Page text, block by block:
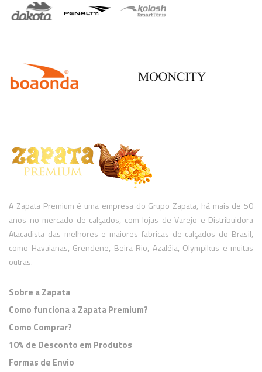
A Zapata Premium é uma empresa do Grupo Zapata, há mais de 50
anos no mercado de calçados, com lojas de Varejo e Distribuidora
Atacadista das melhores e maiores fabricas de calçados do Brasil,
como Havaianas, Grendene, Beira Rio, Azaléia, Olympikus e muitas
outras.
Sobre a Zapata
Como funciona a Zapata Premium?
Como Comprar?
10% de Desconto em Produtos
Formas de Envio